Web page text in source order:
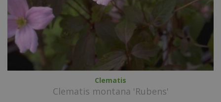
Clematis
Clematis montana 'Rubens'